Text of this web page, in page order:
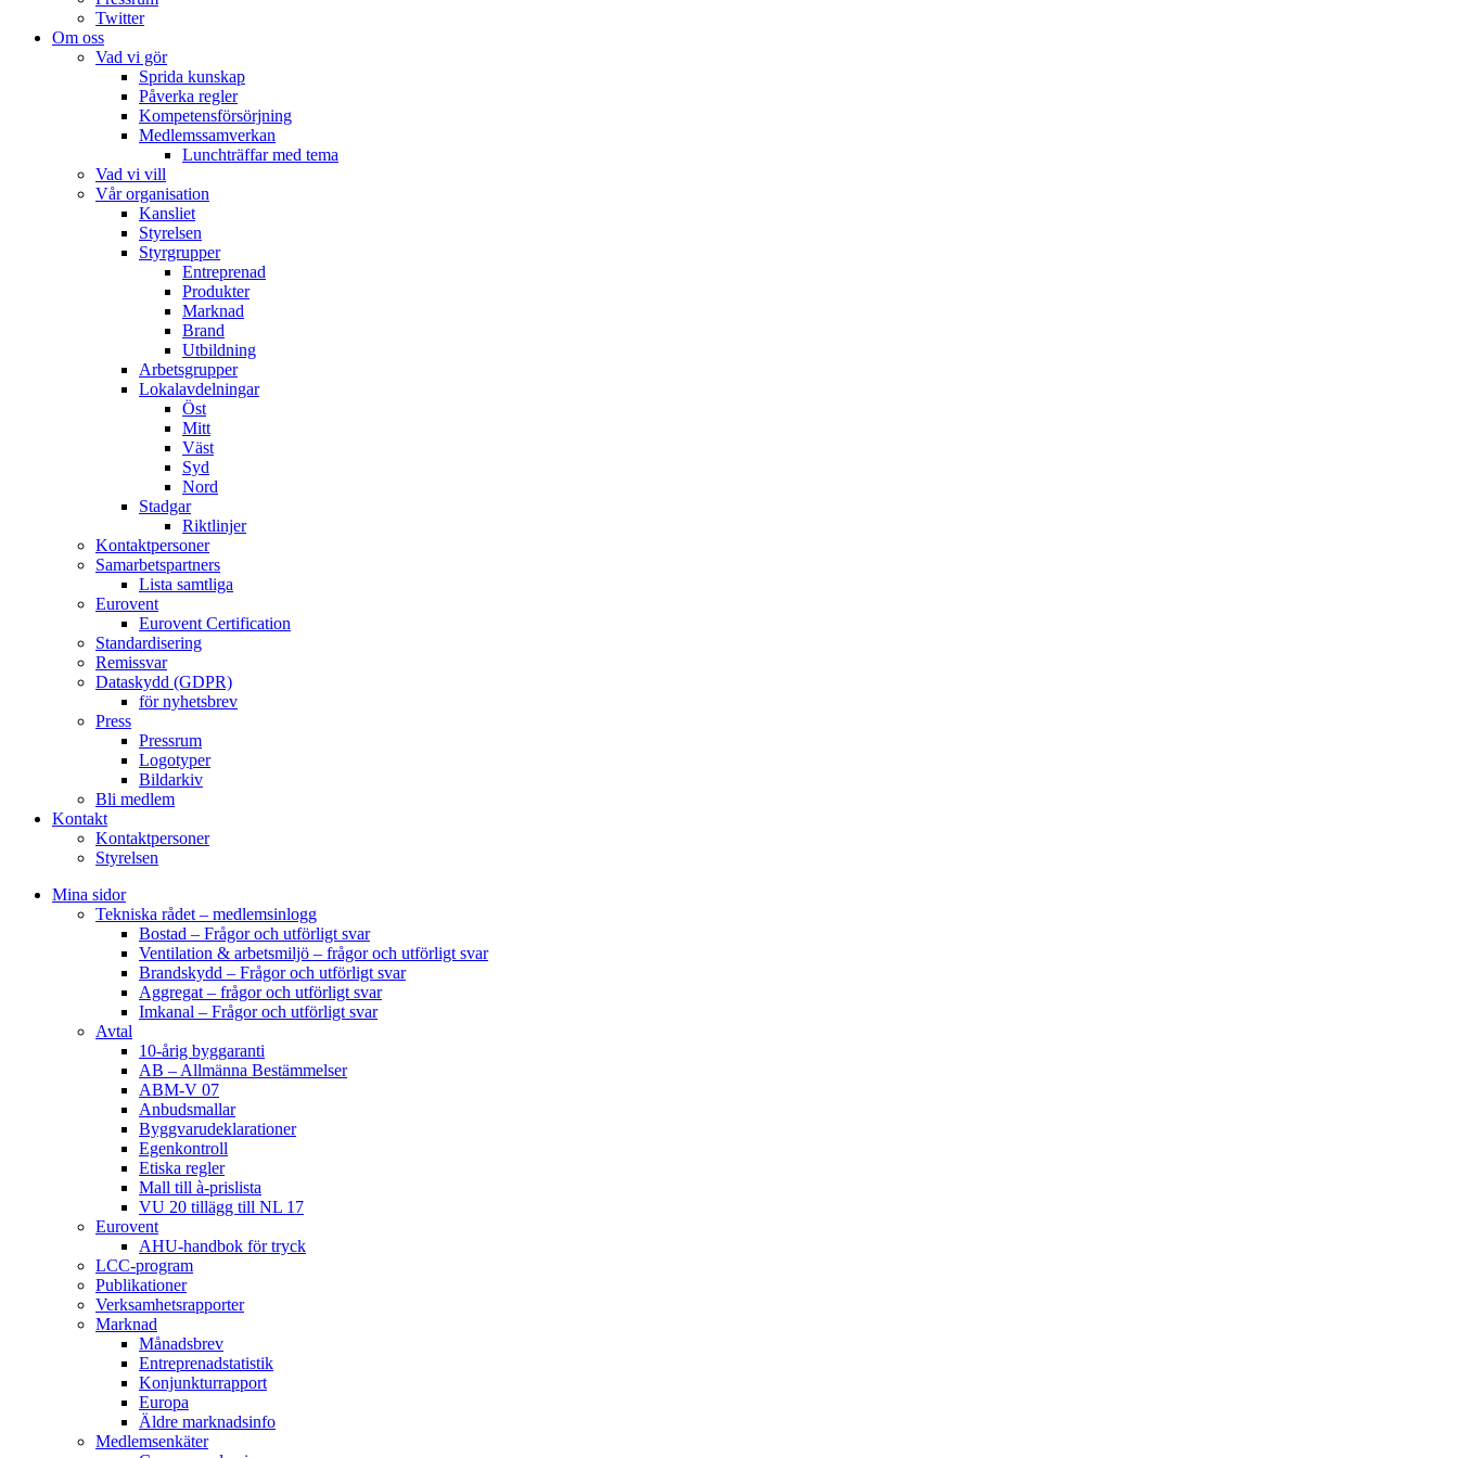
Twitter
Om oss
Vad vi gör
Sprida kunskap
Påverka regler
Kompetensförsörjning
Medlemssamverkan
Lunchträffar med tema
Vad vi vill
Vår organisation
Kansliet
Styrelsen
Styrgrupper
Entreprenad
Produkter
Marknad
Brand
Utbildning
Arbetsgrupper
Lokalavdelningar
Öst
Mitt
Väst
Syd
Nord
Stadgar
Riktlinjer
Kontaktpersoner
Samarbetspartners
Lista samtliga
Eurovent
Eurovent Certification
Standardisering
Remissvar
Dataskydd (GDPR)
för nyhetsbrev
Press
Pressrum
Logotyper
Bildarkiv
Bli medlem
Kontakt
Kontaktpersoner
Styrelsen
Mina sidor
Tekniska rådet – medlemsinlogg
Bostad – Frågor och utförligt svar
Ventilation & arbetsmiljö – frågor och utförligt svar
Brandskydd – Frågor och utförligt svar
Aggregat – frågor och utförligt svar
Imkanal – Frågor och utförligt svar
Avtal
10-årig byggaranti
AB – Allmänna Bestämmelser
ABM-V 07
Anbudsmallar
Byggvarudeklarationer
Egenkontroll
Etiska regler
Mall till à-prislista
VU 20 tillägg till NL 17
Eurovent
AHU-handbok för tryck
LCC-program
Publikationer
Verksamhetsrapporter
Marknad
Månadsbrev
Entreprenadstatistik
Konjunkturrapport
Europa
Äldre marknadsinfo
Medlemsenkäter